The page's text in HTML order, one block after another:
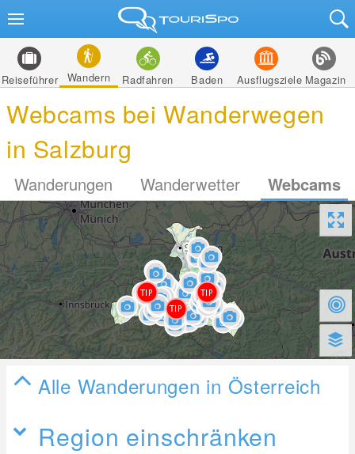
Reiseführer Wandern Radfahren Baden Ausflugsziele Magazin
Webcams bei Wanderwegen
in Salzburg
Wanderungen Wanderwetter Webcams
Alle Wanderungen in Österreich
Region einschränken